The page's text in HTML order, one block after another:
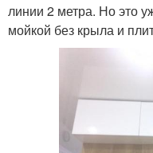
линии 2 метра. Но это
мойкой без крыла и